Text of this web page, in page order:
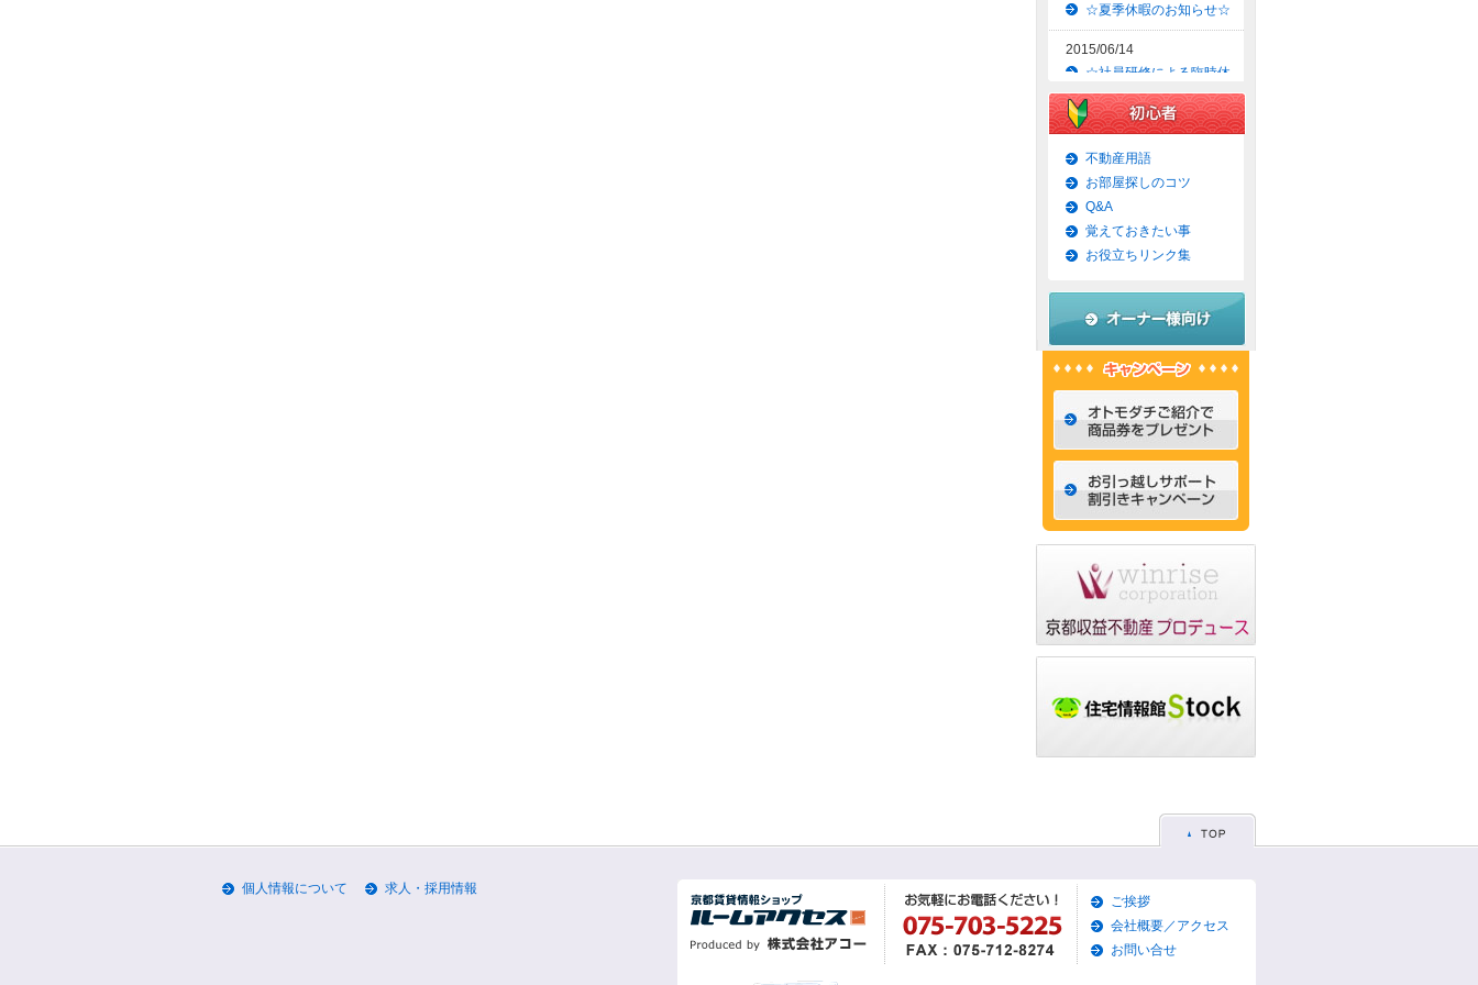
☆夏季休暇のお知らせ☆
2015/06/14
☆社員研修による臨時休
業のお知らせ☆
2015/06/09
☆京都市上京区賃貸お得
な1ＬＤＫマンション☆
2015/06/07
☆京都市左京区賃貸お得
な1Ｋマンション☆
2015/06/02
☆京都市左京区賃貸お得
2015/05/31
な1ＬＤＫマンション☆
☆京都市左京区賃貸おし
ゃれなデザイナーズマン
ション☆
☆京都市左京区賃貸お得
な1ＬＤＫ物件☆
2015/05/28
☆京都市東山区賃貸お得
2015/05/26
な1Ｋマンション☆
物件☆
2015/05/19
☆京都市左京区賃貸築浅1
Ｋマンション☆
2015/05/17
不動産用語
お部屋探しのコツ
Q&A
覚えておきたい事
お役立ちリンク集
個人情報について
求人・採用情報
ご挨拶
会社概要／アクセス
お問い合せ